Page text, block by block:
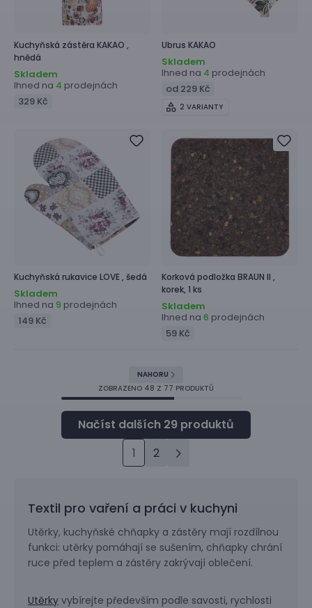
Kuchyňská zástěra KAKAO ,
hnědá
Skladem
Ihned na 4 prodejnách
329 Kč
Ubrus KAKAO
Skladem
Ihned na 4 prodejnách
od 229 Kč
2 VARIANTY
Kuchyňská rukavice LOVE , šedá
Skladem
Ihned na 9 prodejnách
149 Kč
Korková podložka BRAUN II ,
korek, 1 ks
Skladem
Ihned na 6 prodejnách
59 Kč
NAHORU
ZOBRAZENO 48 Z 77 PRODUKTŮ
1 2
Textil pro vaření a práci v kuchyni
Utěrky, kuchyňské chňapky a zástěry mají rozdílnou
funkci: utěrky pomáhají se sušením, chňapky chrání
ruce před teplem a zástěry zakrývají oblečení.
Utěrky vybírejte především podle savosti, rychlosti